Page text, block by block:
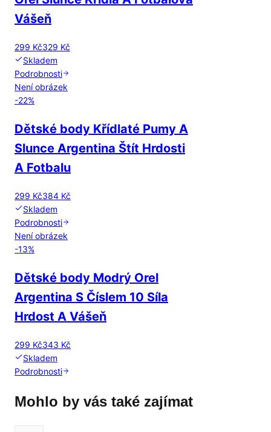
Vášeň
299 Kč329 Kč
Skladem
Podrobnosti
Není obrázek
-22%
Dětské body Křídlaté Pumy A
Slunce Argentina Štít Hrdosti
A Fotbalu
299 Kč384 Kč
Skladem
Podrobnosti
Není obrázek
-13%
Dětské body Modrý Orel
Argentina S Číslem 10 Síla
Hrdost A Vášeň
299 Kč343 Kč
Skladem
Podrobnosti
Mohlo by vás také zajímat